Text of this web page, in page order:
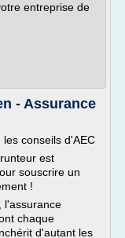
entreprise de
- Assurance
conseils d'AEC
est
souscrire un
!
l'assurance
chaque
d'autant les